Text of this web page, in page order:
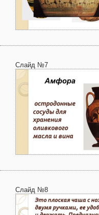
Слайд №7
Слайд №8